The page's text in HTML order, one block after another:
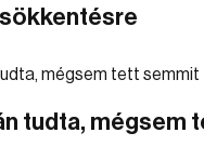
tudta, mégsem